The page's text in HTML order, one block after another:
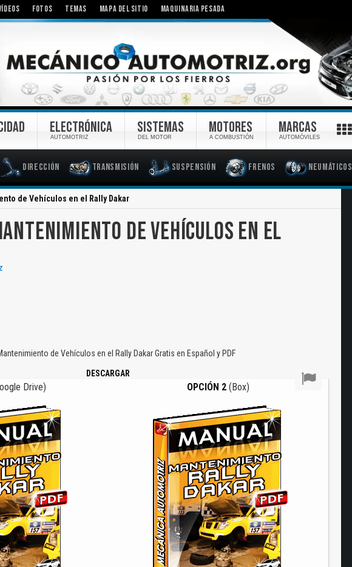
FOTOS TEMAS MAPA DEL SITIO MAQUINARIA PESADA
Dirección Transmisión Suspensión Frenos Neumáticos
ELECTRÓNICA
AUTOMOTRIZ
SISTEMAS
DEL MOTOR
MOTORES
A COMBUSTIÓN
MARCAS
AUTOMÓVILES
de Vehículos en el Rally Dakar
DE VEHÍCULOS EN EL
de Vehículos en el Rally Dakar Gratis en Español y PDF
DESCARGAR
Drive) OPCIÓN 2(Box)